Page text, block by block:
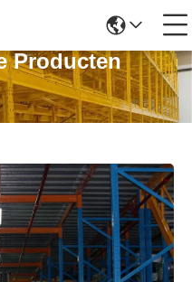
Producten